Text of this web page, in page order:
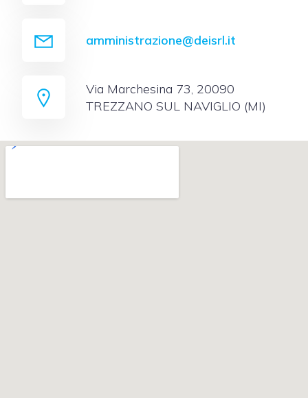
amministrazione@deisrl.it
Via Marchesina 73, 20090
TREZZANO SUL NAVIGLIO (MI)